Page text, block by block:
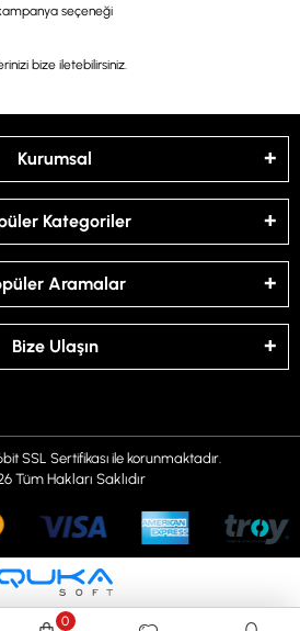
seçeneği
bize iletebilirsiniz.
Kurumsal
Kategoriler
Aramalar
Bize Ulaşın
SSL Sertifikası ile korunmaktadır.
Tüm Hakları Saklıdır
0